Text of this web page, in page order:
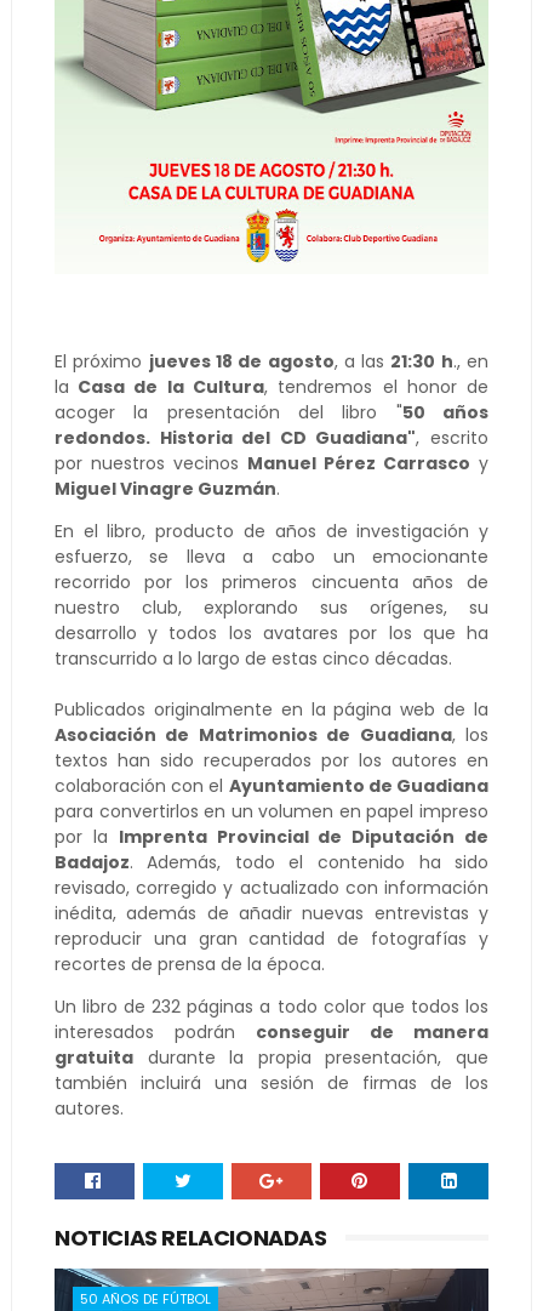
El próximo jueves 18 de agosto, a las 21:30 h., en
la Casa de la Cultura, tendremos el honor de
acoger la presentación del libro "50 años
redondos. Historia del CD Guadiana", escrito
por nuestros vecinos Manuel Pérez Carrasco y
Miguel Vinagre Guzmán.
En el libro, producto de años de investigación y
esfuerzo, se lleva a cabo un emocionante
recorrido por los primeros cincuenta años de
nuestro club, explorando sus orígenes, su
desarrollo y todos los avatares por los que ha
transcurrido a lo largo de estas cinco décadas.
Publicados originalmente en la página web de la
Asociación de Matrimonios de Guadiana, los
textos han sido recuperados por los autores en
colaboración con el Ayuntamiento de Guadiana
para convertirlos en un volumen en papel impreso
por la Imprenta Provincial de Diputación de
Badajoz. Además, todo el contenido ha sido
revisado, corregido y actualizado con información
inédita, además de añadir nuevas entrevistas y
reproducir una gran cantidad de fotografías y
recortes de prensa de la época.
Un libro de 232 páginas a todo color que todos los
interesados podrán conseguir de manera
gratuitadurante la propia presentación, que
también incluirá una sesión de firmas de los
autores.
NOTICIAS RELACIONADAS
50 AÑOS DE FÚTBOL